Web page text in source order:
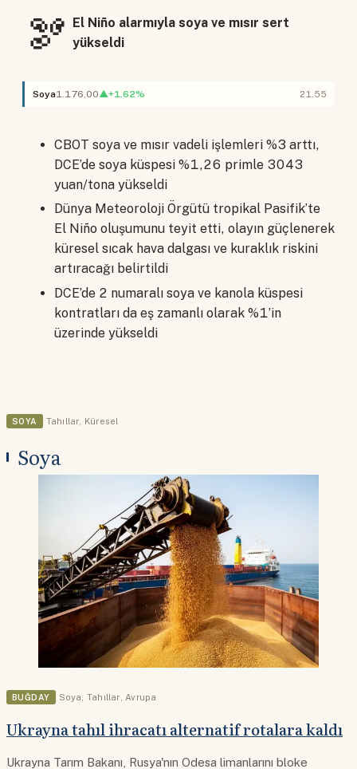
🫘
El Niño alarmıyla soya ve mısır sert
yükseldi
Soya1.176,00▲+1.62% 21.55
CBOT soya ve mısır vadeli işlemleri %3 arttı,
DCE’de soya küspesi %1,26 primle 3043
yuan/tona yükseldi
Dünya Meteoroloji Örgütü tropikal Pasifik’te
El Niño oluşumunu teyit etti, olayın güçlenerek
küresel sıcak hava dalgası ve kuraklık riskini
artıracağı belirtildi
DCE’de 2 numaralı soya ve kanola küspesi
kontratları da eş zamanlı olarak %1’in
üzerinde yükseldi
SOYA Tahıllar Küresel
Soya
BUĞDAY Soya Tahıllar Avrupa
Ukrayna tahıl ihracatı alternatif rotalara kaldı
Ukrayna Tarım Bakanı, Rusya'nın Odesa limanlarını bloke